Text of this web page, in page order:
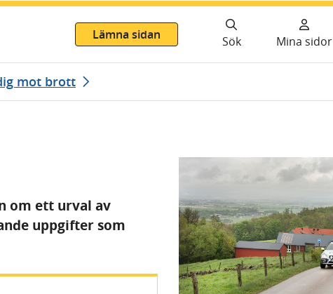
Lämna sidan
Sök Mina sidor
mot brott
om ett urval av
uppgifter som